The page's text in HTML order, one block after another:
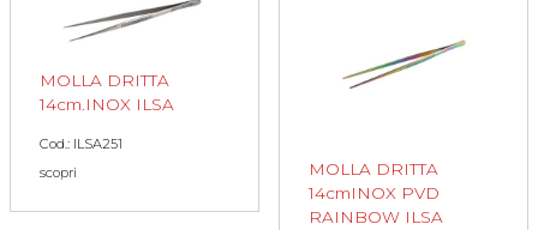
MOLLA DRITTA
14cm.INOX ILSA
Cod.: ILSA251
scopri
MOLLA DRITTA
14cmINOX PVD
RAINBOW ILSA